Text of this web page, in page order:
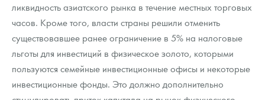
ликвидность азиатского рынка в течение местных торговых
часов. Кроме того, власти страны решили отменить
существовавшее ранее ограничение в 5% на налоговые
льготы для инвестиций в физическое золото, которыми
пользуются семейные инвестиционные офисы и некоторые
инвестиционные фонды. Это должно дополнительно